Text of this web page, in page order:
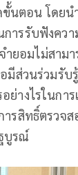
นตอน โดยนำ
ารรับฟังคว
ยอมไม่สามา
มีส่วนร่วมรั
างไรในการ
ารสิทธิ์ตรวจ
บูรณ์